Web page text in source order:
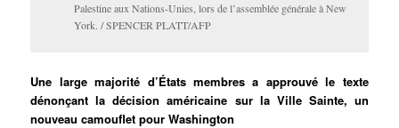
Palestine aux Nations-Unies, lors de l’assemblée générale à New
York. / SPENCER PLATT/AFP
Une large majorité d’États membres a approuvé le texte
dénonçant la décision américaine sur la Ville Sainte, un
nouveau camouflet pour Washington